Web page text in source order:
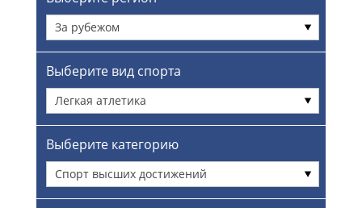
За рубежом
Выберите вид спорта
Легкая атлетика
Выберите категорию
Спорт высших достижений